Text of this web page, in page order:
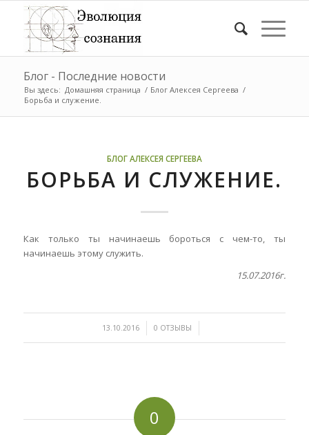
Блог - Последние новости
Вы здесь: Домашняя страница / Блог Алексея Сергеева /
Борьба и служение.
БЛОГ АЛЕКСЕЯ СЕРГЕЕВА
БОРЬБА И СЛУЖЕНИЕ.
Как только ты начинаешь бороться с чем-то, ты
начинаешь этому служить.
15.07.2016г.
13.10.2016
/ 0 ОТЗЫВЫ
/
0